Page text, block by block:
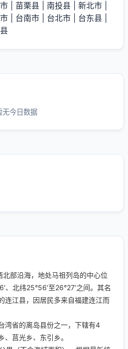
苗栗县 南投县 新北市
台南市 台北市 台东县
无今日数据
部沿海，地处马祖列岛的中心位
、北纬25°56′至26°27′之间。其名
连江县，因居民多来自福建连江而
湾省的离岛县份之一，下辖有4
、莒光乡、东引乡。